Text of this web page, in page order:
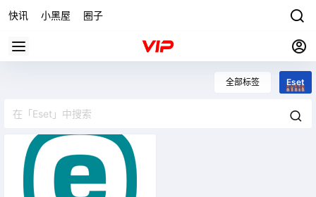
快讯 小黑屋 圈子
全部标签 Eset